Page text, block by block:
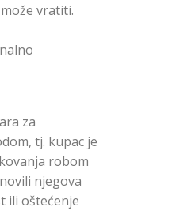
vratiti.
za
tj. kupac je
robom
njegova
ili oštećenje